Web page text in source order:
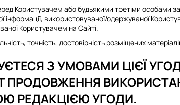
Користувачем або будьякими третіми особами
використовуваної/одержуваної
Користувачем на Сайті.
точність, достовірність розміщених
З УМОВАМИ ЦІЄЇ
ПРОДОВЖЕННЯ
РЕДАКЦІЄЮ УГОДИ.